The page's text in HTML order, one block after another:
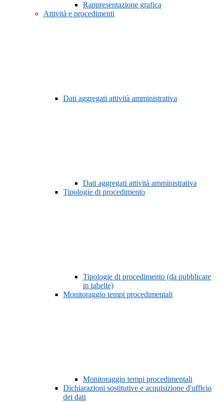
Rappresentazione grafica
Attività e procedimenti
Dati aggregati attività amministrativa
Dati aggregati attività amministrativa
Tipologie di procedimento
Tipologie di procedimento (da pubblicare
in tabelle)
Monitoraggio tempi procedimentali
Monitoraggio tempi procedimentali
Dichiarazioni sostitutive e acquisizione d'ufficio
dei dati